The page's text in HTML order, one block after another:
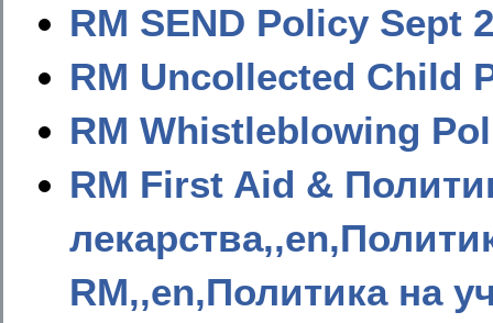
RM SEND Policy Sept
RM Uncollected Child
RM Whistleblowing
RM First Aid &
RM,,en,Политика на